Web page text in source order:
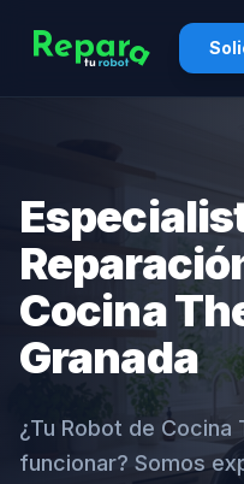
Cocina
Granada
¿Tu Robot de Cocina
funcionar? Somos